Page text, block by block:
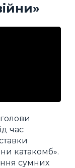
час
катакомб».
сумних